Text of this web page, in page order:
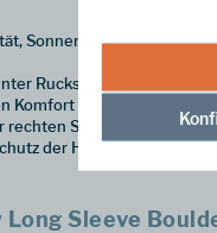
Sonnenschutz und
Rucksacklast
beim Tragen eines
rechten Seite für leichten
der Hände
Sleeve